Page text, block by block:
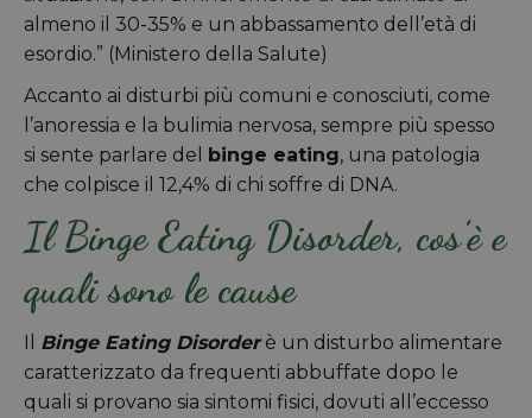
almeno il 30-35% e un abbassamento dell’età di
esordio.” (Ministero della Salute)
Accanto ai disturbi più comuni e conosciuti, come
l’anoressia e la bulimia nervosa, sempre più spesso
si sente parlare del binge eating, una patologia
che colpisce il 12,4% di chi soffre di DNA.
Il Binge Eating Disorder, cos’è e
quali sono le cause
Il Binge Eating Disorderè un disturbo alimentare
caratterizzato da frequenti abbuffate dopo le
quali si provano sia sintomi fisici, dovuti all’eccesso